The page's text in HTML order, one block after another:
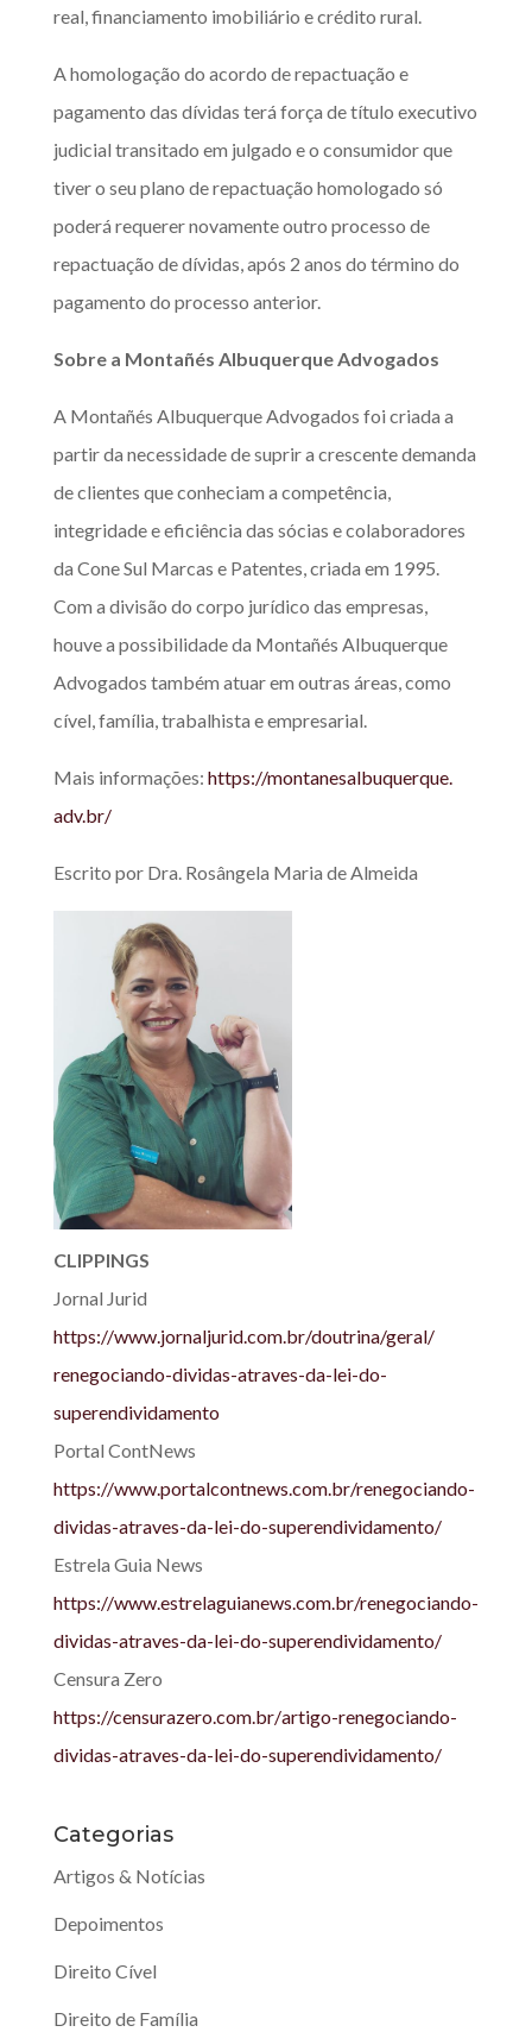
real, financiamento imobiliário e crédito rural.
A homologação do acordo de repactuação e
pagamento das dívidas terá força de título executivo
judicial transitado em julgado e o consumidor que
tiver o seu plano de repactuação homologado só
poderá requerer novamente outro processo de
repactuação de dívidas, após 2 anos do término do
pagamento do processo anterior.
Sobre a Montañés Albuquerque Advogados
A Montañés Albuquerque Advogados foi criada a
partir da necessidade de suprir a crescente demanda
de clientes que conheciam a competência,
integridade e eficiência das sócias e colaboradores
da Cone Sul Marcas e Patentes, criada em 1995.
Com a divisão do corpo jurídico das empresas,
houve a possibilidade da Montañés Albuquerque
Advogados também atuar em outras áreas, como
cível, família, trabalhista e empresarial.
Mais informações: https://montanesalbuquerque.
adv.br/
Escrito por Dra. Rosângela Maria de Almeida
CLIPPINGS
Jornal Jurid
https://www.jornaljurid.com.br/doutrina/geral/
renegociando-dividas-atraves-da-lei-do-
superendividamento
Portal ContNews
https://www.portalcontnews.com.br/renegociando-
dividas-atraves-da-lei-do-superendividamento/
Estrela Guia News
https://www.estrelaguianews.com.br/renegociando-
dividas-atraves-da-lei-do-superendividamento/
Censura Zero
https://censurazero.com.br/artigo-renegociando-
dividas-atraves-da-lei-do-superendividamento/
Categorias
Artigos & Notícias
Depoimentos
Direito Cível
Direito de Família